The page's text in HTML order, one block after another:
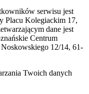
serwisu jest
Placu Kolegiackim 17,
dane jest
Centrum
12/14, 61-
Twoich danych